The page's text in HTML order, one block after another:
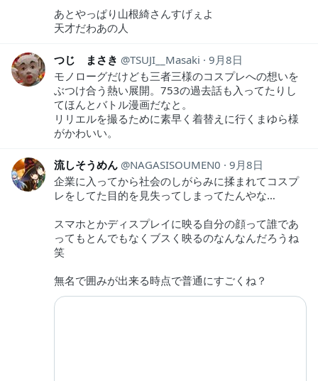
あとやっぱり山根綺さんすげぇよ
天才だわあの人
つじ まさき TSUJI__Masaki
9月8日
モノローグだけども三者三様のコスプレへの想いを
ぶつけ合う熱い展開。753の過去話も入ってたりし
てほんとバトル漫画だなと。
リリエルを撮るために素早く着替えに行くまゆら様
がかわいい。
流しそうめん NAGASISOUMEN0
9月8日
企業に入ってから社会のしがらみに揉まれてコスプ
レをしてた目的を見失ってしまってたんやな…
スマホとかディスプレイに映る自分の顔って誰であ
ってもとんでもなくブスく映るのなんなんだろうね
笑
無名で囲みが出来る時点で普通にすごくね？